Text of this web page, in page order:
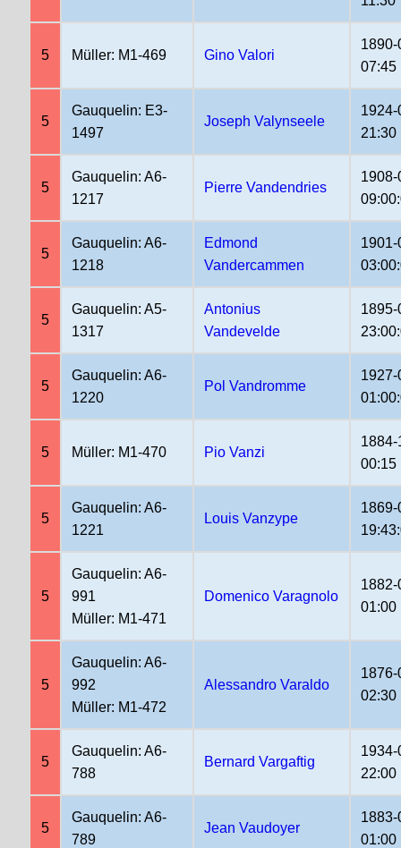
5 Müller: M1-469 Gino Valori
07:45
5
Gauquelin: E3-
1497
Joseph Valynseele
1924-
21:30
5
Gauquelin: A6-
1217
Pierre Vandendries
5
Gauquelin: A6-
1218
Edmond
Vandercammen
5
Gauquelin: A5-
1317
Antonius
Vandevelde
5
Gauquelin: A6-
1220
Pol Vandromme
5 Müller: M1-470 Pio Vanzi
00:15
5
Gauquelin: A6-
1221
Louis Vanzype
5
Gauquelin: A6-
991
Müller: M1-471
Domenico Varagnolo
01:00
5
Gauquelin: A6-
992
Müller: M1-472
Alessandro Varaldo
02:30
5
Gauquelin: A6-
788
Bernard Vargaftig
22:00
5
Gauquelin: A6-
789
Jean Vaudoyer
01:00